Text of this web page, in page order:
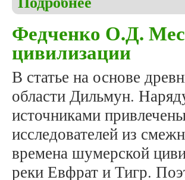
Федченко О.Д.
цивилизации
В статье на основе
области Дильмун.
источниками
исследователей из
времена шумерской
реки Евфрат и Тигр.